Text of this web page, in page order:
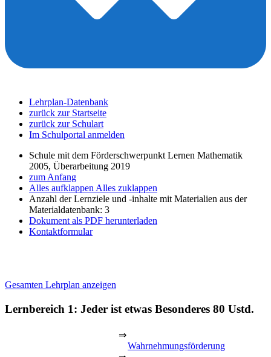
Lehrplan-Datenbank
zurück zur Startseite
zurück zur Schulart
Im Schulportal anmelden
Schule mit dem Förderschwerpunkt Lernen Mathematik
2005, Überarbeitung 2019
zum Anfang
Alles aufklappen Alles zuklappen
Anzahl der Lernziele und -inhalte mit Materialien aus der
Materialdatenbank: 3
Dokument als PDF herunterladen
Kontaktformular
Gesamten Lehrplan anzeigen
Lernbereich 1: Jeder ist etwas Besonderes 80 Ustd.
⇒
Wahrnehmungsförderung